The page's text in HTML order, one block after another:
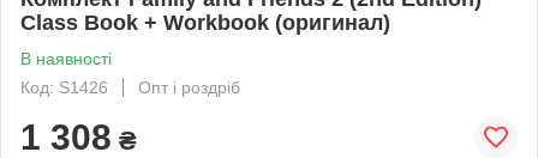
Class Book + Workbook (оригинал)
В наявності
Код: S1426
Опт і роздріб
1 308 ₴